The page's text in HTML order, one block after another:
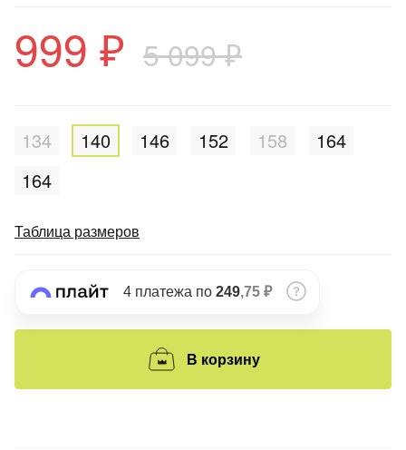
999 ₽ 5 099 ₽
134 140 146 152 158
164
164
Таблица размеров
4 платежа по 249,75 ₽
В корзину
Остались вопросы?
8 800 302-02-51